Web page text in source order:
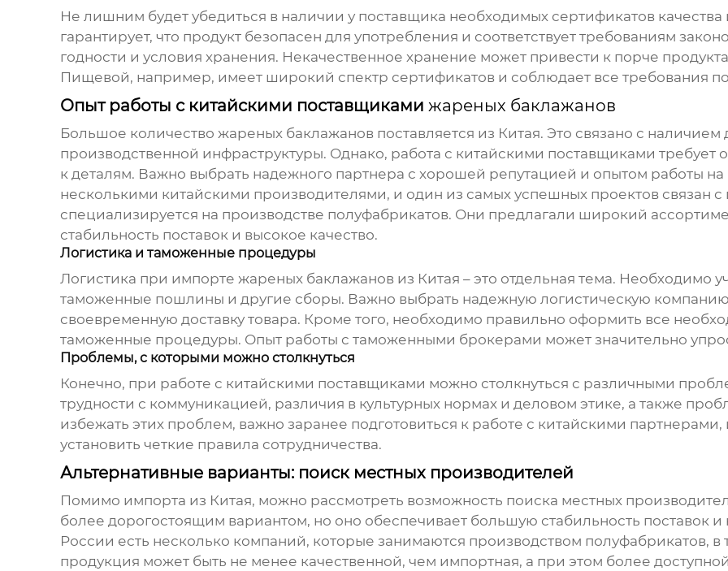
Не лишним будет убедиться в наличии у поставщика необходимых сертификатов качества
гарантирует, что продукт безопасен для употребления и соответствует требованиям
годности и условия хранения. Некачественное хранение может привести к порче
Пищевой, например, имеет широкий спектр сертификатов и соблюдает все требования по
Опыт работы с китайскими поставщиками жареных баклажанов
Большое количество жареных баклажановпоставляется из Китая. Это связано с
производственной инфраструктуры. Однако, работа с китайскими поставщиками
к деталям. Важно выбрать надежного партнера с хорошей репутацией и опытом работы
несколькими китайскими производителями, и один из самых успешных проектов связан с
специализируется на производстве полуфабрикатов. Они предлагали широкий
стабильность поставок и высокое качество.
Логистика и таможенные процедуры
Логистика при импорте жареных баклажановиз Китая – это отдельная тема. Необходимо
таможенные пошлины и другие сборы. Важно выбрать надежную логистическую
своевременную доставку товара. Кроме того, необходимо правильно оформить все
таможенные процедуры. Опыт работы с таможенными брокерами может значительно
Проблемы, с которыми можно столкнуться
Конечно, при работе с китайскими поставщиками можно столкнуться с различными
трудности с коммуникацией, различия в культурных нормах и деловом этике, а также
избежать этих проблем, важно заранее подготовиться к работе с китайскими партнерами,
установить четкие правила сотрудничества.
Альтернативные варианты: поиск местных производителей
Помимо импорта из Китая, можно рассмотреть возможность поиска местных
более дорогостоящим вариантом, но оно обеспечивает большую стабильность поставок
России есть несколько компаний, которые занимаются производством полуфабрикатов, в
продукция может быть не менее качественной, чем импортная, а при этом более